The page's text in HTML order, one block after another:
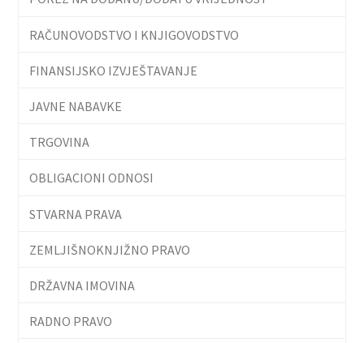
RAČUNOVODSTVO I KNJIGOVODSTVO
FINANSIJSKO IZVJEŠTAVANJE
JAVNE NABAVKE
TRGOVINA
OBLIGACIONI ODNOSI
STVARNA PRAVA
ZEMLJIŠNOKNJIŽNO PRAVO
DRŽAVNA IMOVINA
RADNO PRAVO